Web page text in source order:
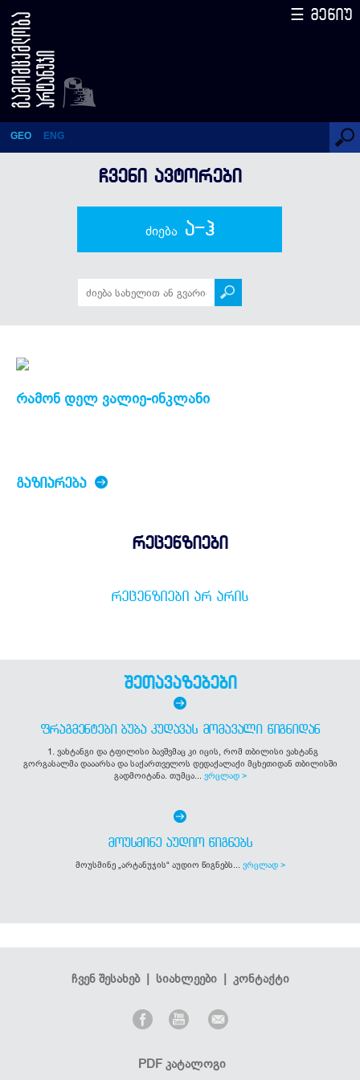
რამონ დელ ვალიე-ინკლანი
GEO ENG
☰ მენიუ
ᲩᲕᲔᲜᲘ ᲐᲕᲢᲝᲠᲔᲑᲘ
ძიება ა-ჰ
რამონ დელ ვალიე-ინკლანი
ᲒᲐᲖᲘᲐᲠᲔᲑᲐ
რეცენზიები
ᲠᲔᲪᲔᲜᲖᲘᲔᲑᲘ ᲐᲠ ᲐᲠᲘᲡ
შეთავაზებები
ᲤᲠᲐᲒᲛᲔᲜᲢᲔᲑᲘ ᲑᲣᲑᲐ ᲙᲣᲓᲐᲕᲐᲡ ᲛᲝᲛᲐᲕᲐᲚᲘ ᲬᲘᲒᲜᲘᲓᲐᲜ
1. ვახტანგი და ტფილისი ბავშვმაც კი იცის, რომ თბილისი ვახტანგ
გორგასალმა დააარსა და საქართველოს დედაქალაქი მცხეთიდან თბილისში
გადმოიტანა. თუმცა... ვრცლად >
ᲛᲝᲣᲡᲛᲘᲜᲔ ᲐᲣᲓᲘᲝ ᲬᲘᲒᲜᲔᲑᲡ
მოუსმინე „არტანუჯის“ აუდიო წიგნებს... ვრცლად >
ჩვენ შესახებ| სიახლეები| კონტაქტი
PDF კატალოგი